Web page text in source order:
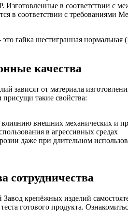
в соответствии с
в соответствии с требованиями
гайка шестигранная
качества
зависят от материала
такие свойства:
влиянию внешних механических и
в агрессивных средах
даже при длительном
сотрудничества
крепёжных изделий
готового продукта.